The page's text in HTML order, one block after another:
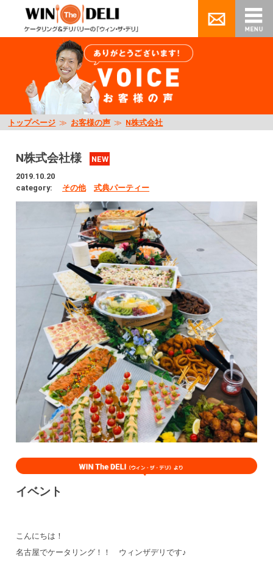
トップページ ≫ お客様の声 ≫ N株式会社
N株式会社様
NEW
2019.10.20
category:
その他 式典パーティー
イベント
こんにちは！
名古屋でケータリング！！ ウィンザデリです♪